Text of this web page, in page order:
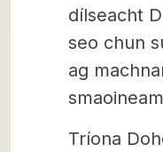
dílseacht
seo chun
ag
Tríona